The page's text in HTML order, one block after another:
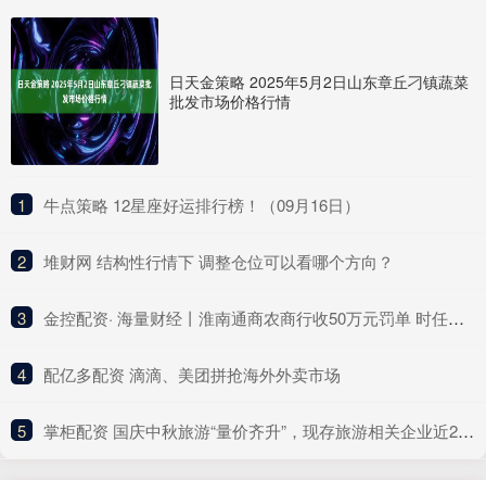
日天金策略 2025年5月2日山东章丘刁镇蔬菜
批发市场价格行情
1 ​牛点策略 12星座好运排行榜！（09月16日）
2 ​堆财网 结构性行情下 调整仓位可以看哪个方向？
3 ​金控配资· 海量财经丨淮南通商农商行收50万元罚单 时任副行长、房地产信贷部总经理同时被警告
4 ​配亿多配资 滴滴、美团拼抢海外外卖市场
5 ​掌柜配资 国庆中秋旅游“量价齐升”，现存旅游相关企业近260万家